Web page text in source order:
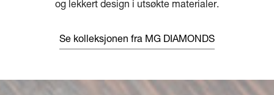
og lekkert design i utsøkte materialer.
Se kolleksjonen fra MG DIAMONDS